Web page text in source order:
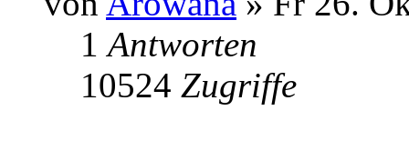
1Antworten
10524 Zugriffe